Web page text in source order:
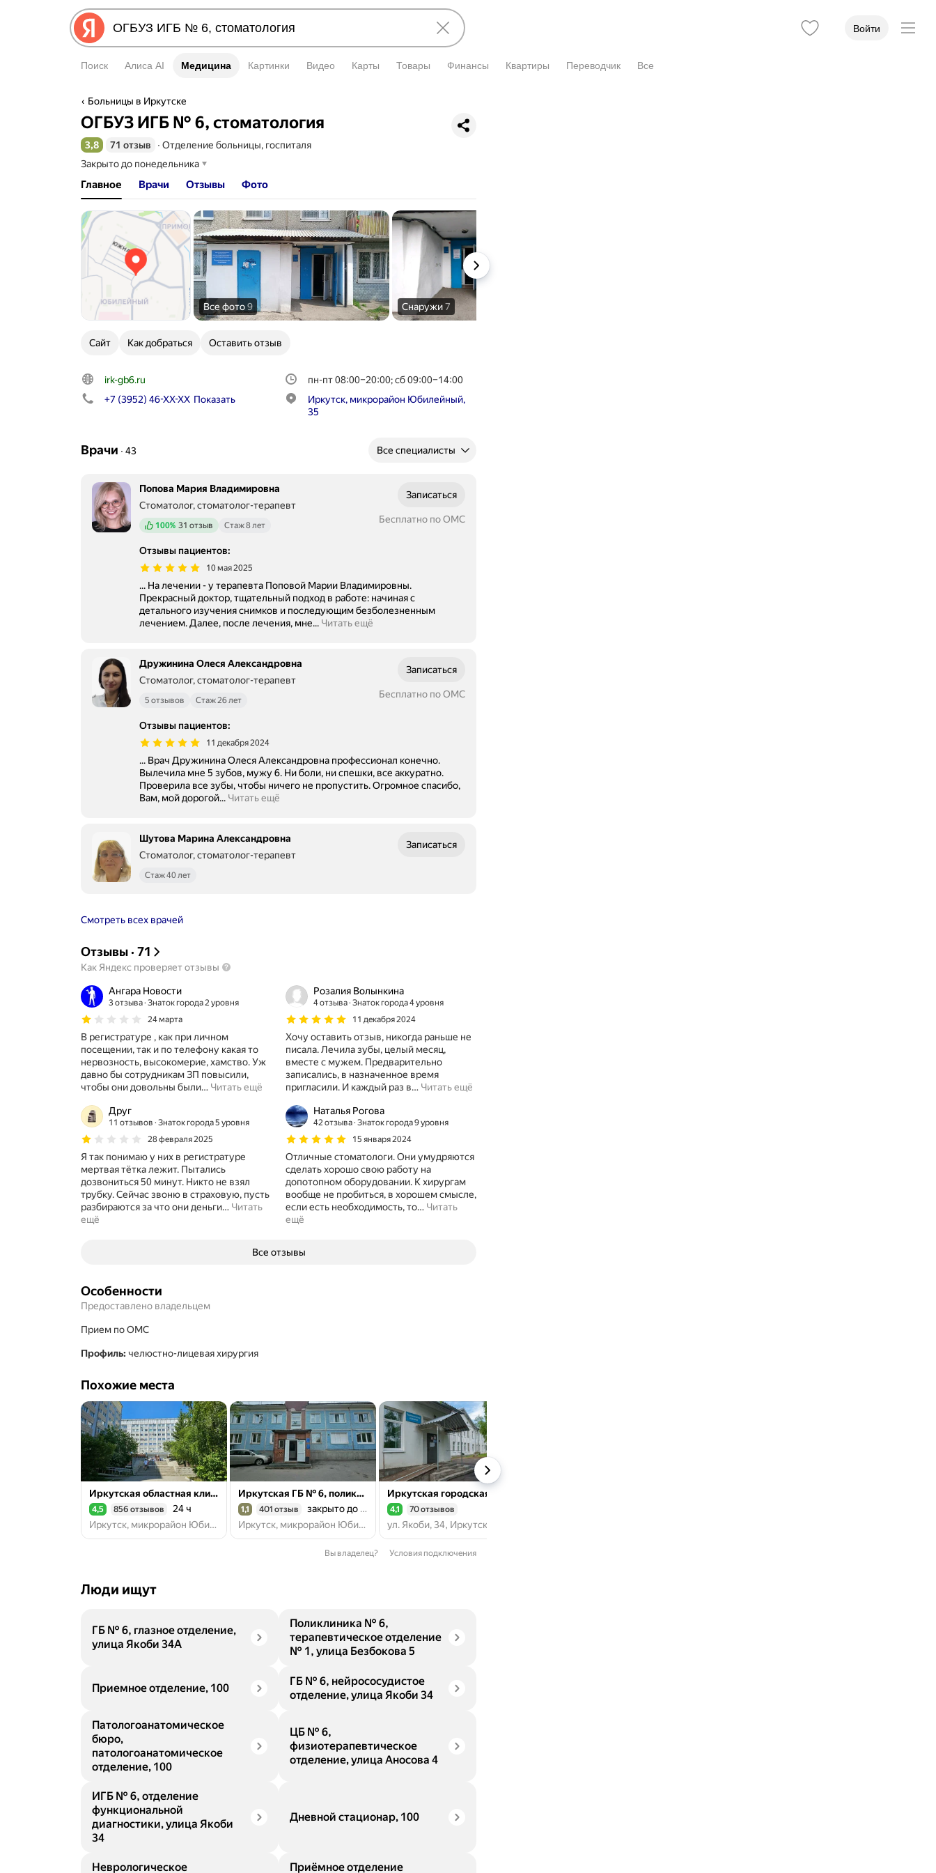
Войти
Поиск Алиса AI Медицина
Медицина Картинки Видео Карты Товары Финансы Квартиры Переводчик Все
Больницы в Иркутске
ОГБУЗ ИГБ № 6, стоматология
Рейтинг 3,8 из 5
3,8 71 отзыв ∙ Отделение больницы, госпиталя
Закрыто до понедельника
Главное Врачи Отзывы Фото
Все фото9 Снаружи7
Сайт Как добраться Оставить отзыв
irk-gb6.ru
+7 (3952) 46-XX-XX Показать
пн-пт 08:00–20:00; сб 09:00–14:00
Иркутск, микрорайон Юбилейный,
35
Врачи ∙ 43 Все специалисты
Попова Мария Владимировна
Стоматолог, стоматолог-терапевт
Положительных отзывов
100% 31 отзыв Стаж 8 лет
Записаться
Бесплатно по ОМС
Отзывы пациентов:
10 мая 2025
... На лечении - у терапевта Поповой Марии Владимировны.
Прекрасный доктор, тщательный подход в работе: начиная с
детального изучения снимков и последующим безболезненным
лечением. Далее, после лечения, мне... Читать ещё
Дружинина Олеся Александровна
Стоматолог, стоматолог-терапевт
5 отзывов Стаж 26 лет
Записаться
Бесплатно по ОМС
Отзывы пациентов:
11 декабря 2024
... Врач Дружинина Олеся Александровна профессионал конечно.
Вылечила мне 5 зубов, мужу 6. Ни боли, ни спешки, все аккуратно.
Проверила все зубы, чтобы ничего не пропустить. Огромное спасибо,
Вам, мой дорогой... Читать ещё
Шутова Марина Александровна
Стоматолог, стоматолог-терапевт
Стаж 40 лет
Записаться
Смотреть всех врачей
Отзывы· 71
Как Яндекс проверяет отзывы
Ангара Новости
3 отзыва Знаток города 2 уровня
24 марта
В регистратуре , как при личном
посещении, так и по телефону какая то
нервозность, высокомерие, хамство. Уж
давно бы сотрудникам ЗП повысили,
чтобы они довольны были… Читать ещё
Розалия Волынкина
4 отзыва Знаток города 4 уровня
11 декабря 2024
Хочу оставить отзыв, никогда раньше не
писала. Лечила зубы, целый месяц,
вместе с мужем. Предварительно
записались, в назначенное время
пригласили. И каждый раз в… Читать ещё
Друг
11 отзывов Знаток города 5 уровня
28 февраля 2025
Я так понимаю у них в регистратуре
мертвая тётка лежит. Пытались
дозвониться 50 минут. Никто не взял
трубку. Сейчас звоню в страховую, пусть
разбираются за что они деньги… Читать
ещё
Наталья Рогова
42 отзыва Знаток города 9 уровня
15 января 2024
Отличные стоматологи. Они умудряются
сделать хорошо свою работу на
допотопном оборудовании. К хирургам
вообще не пробиться, в хорошем смысле,
если есть необходимость, то… Читать
ещё
Все отзывы
Особенности
Предоставлено владельцем
прием по ОМС
Профиль: челюстно-лицевая хирургия
Похожие места
Иркутская областная клиническая больница
Рейтинг 4,5 из 5
4,5 856 отзывов
24 ч
Иркутск, микрорайон Юбилейный, 100
Иркутская ГБ № 6, поликлиника № 6
Рейтинг 1,1 из 5
1,1 401 отзыв
закрыто до пн.
Иркутск, микрорайон Юбилейный, 35
Рейтинг 4,1 из 5
4,1 70 отзывов
ул. Якоби, 34, Иркутск
Вы владелец? Условия подключения
Люди ищут
ГБ № 6, глазное отделение,
улица Якоби 34А
Поликлиника № 6,
терапевтическое отделение
№ 1, улица Безбокова 5
Приемное отделение, 100
ГБ № 6, нейрососудистое
отделение, улица Якоби 34
Патологоанатомическое
бюро,
патологоанатомическое
отделение, 100
ЦБ № 6,
физиотерапевтическое
отделение, улица Аносова 4
ИГБ № 6, отделение
функциональной
диагностики, улица Якоби
34
Дневной стационар, 100
Неврологическое Приёмное отделение